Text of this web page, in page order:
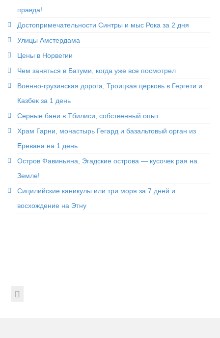
правда!
Достопримечательности Синтры и мыс Рока за 2 дня
Улицы Амстердама
Цены в Норвегии
Чем заняться в Батуми, когда уже все посмотрел
Военно-грузинская дорога, Троицкая церковь в Гергети и
Казбек за 1 день
Серные бани в Тбилиси, собственный опыт
Храм Гарни, монастырь Гегард и базальтовый орган из
Еревана на 1 день
Остров Фавиньяна, Эгадские острова — кусочек рая на
Земле!
Сицилийские каникулы или три моря за 7 дней и
восхождение на Этну